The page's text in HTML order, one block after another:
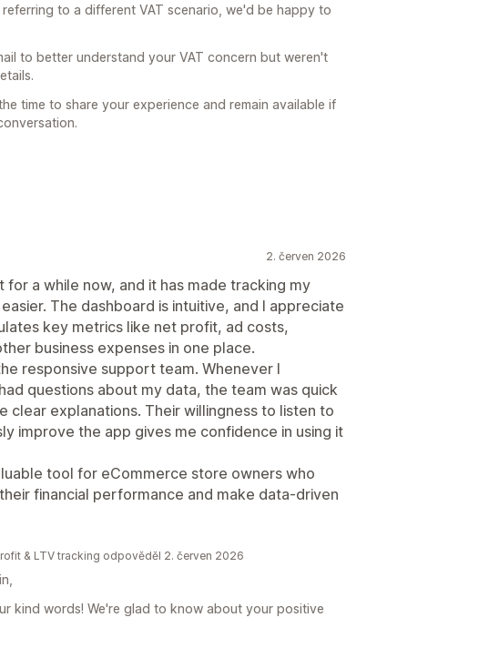
to a different VAT scenario, we'd be happy to
to better understand your VAT concern but weren't
time to share your experience and remain available if
2. červen 2026
for a while now, and it has made tracking my
The dashboard is intuitive, and I appreciate
key metrics like net profit, ad costs,
business expenses in one place.
responsive support team. Whenever I
questions about my data, the team was quick
clear explanations. Their willingness to listen to
improve the app gives me confidence in using it
tool for eCommerce store owners who
financial performance and make data-driven
& LTV tracking odpověděl 2. červen 2026
kind words! We're glad to know about your positive